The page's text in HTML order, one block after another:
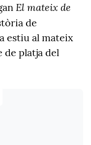
El mateix de
de
estiu al mateix
de platja del